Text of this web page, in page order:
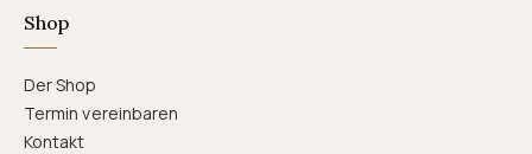
Shop
Der Shop
Termin vereinbaren
Kontakt